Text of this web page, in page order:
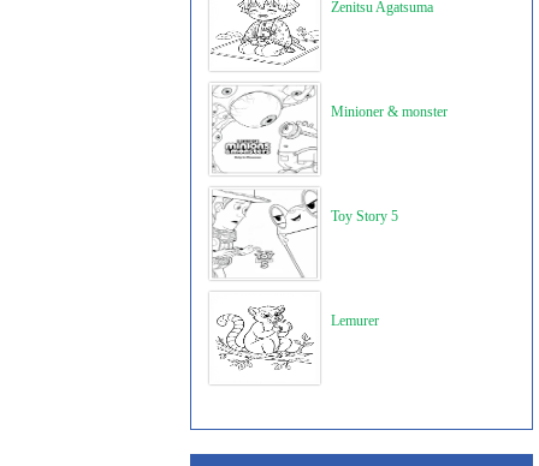
Zenitsu Agatsuma
Minioner & monster
Toy Story 5
Lemurer